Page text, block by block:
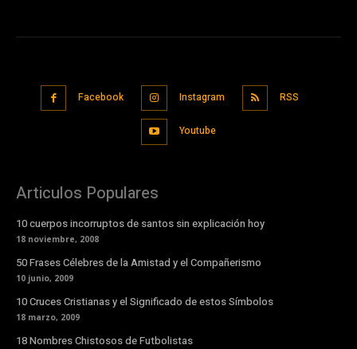
Facebook Instagram RSS
Youtube
Articulos Populares
10 cuerpos incorruptos de santos sin explicación hoy
18 noviembre, 2008
50 Frases Célebres de la Amistad y el Compañerismo
10 junio, 2009
10 Cruces Cristianas y el Significado de estos Símbolos
18 marzo, 2009
18 Nombres Chistosos de Futbolistas